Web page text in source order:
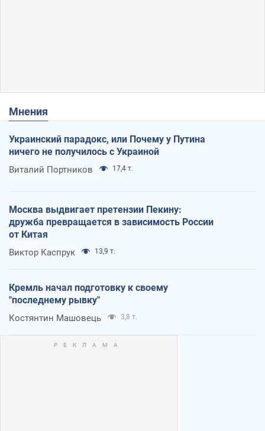
Мнения
Украинский парадокс, или Почему у Путина
ничего не получилось с Украиной
Виталий Портников 17,4 т.
Москва выдвигает претензии Пекину:
дружба превращается в зависимость России
от Китая
Виктор Каспрук 13,9 т.
Кремль начал подготовку к своему
"последнему рывку"
Костянтин Машовець 3,8 т.